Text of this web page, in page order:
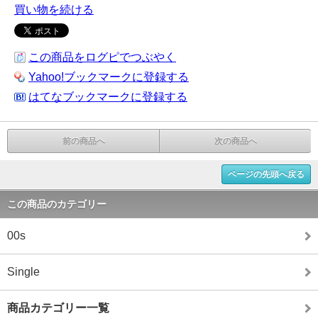
買い物を続ける
この商品をログピでつぶやく
Yahoo!ブックマークに登録する
はてなブックマークに登録する
前の商品へ 次の商品へ
ページの先頭へ戻る
この商品のカテゴリー
00s
Single
商品カテゴリー一覧